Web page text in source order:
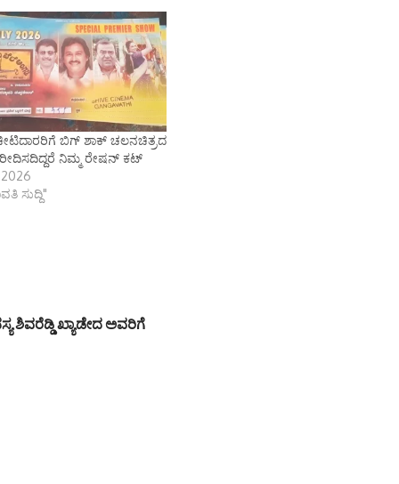
ಬಿಗ್ ಶಾಕ್ ಚಲನಚಿತ್ರದ
ನಿಮ್ಮ ರೇಷನ್ ಕಟ್
ಸುದ್ದಿ"
ಶಿವರೆಡ್ಡಿ ಖ್ಯಾಡೇದ ಅವರಿಗೆ